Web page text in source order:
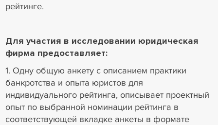
рейтинге.
Для участия в исследовании юридическая
фирма предоставляет:
1. Одну общую анкету с описанием практики
банкротства и опыта юристов для
индивидуального рейтинга, описывает проектный
опыт по выбранной номинации рейтинга в
соответствующей вкладке анкеты в формате